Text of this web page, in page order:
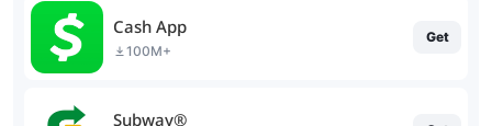
Cash App
100M+
Get
Subway®